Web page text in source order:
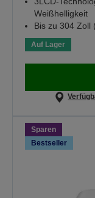
Weißhelligkeit
Bis zu 304 Zoll
Auf Lager
Sparen
Bestseller